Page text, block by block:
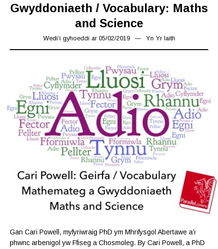
Gwyddoniaeth / Vocabulary: Maths
and Science
Wedi’i gyhoeddi ar 05/02/201917/03/2019
Yn Yr Iaith
Gan Cari Powell, myfyriwraig PhD ym Mhrifysgol Abertawe a’i
phwnc arbenigol yw Ffiseg a Chosmoleg. By Cari Powell, a PhD